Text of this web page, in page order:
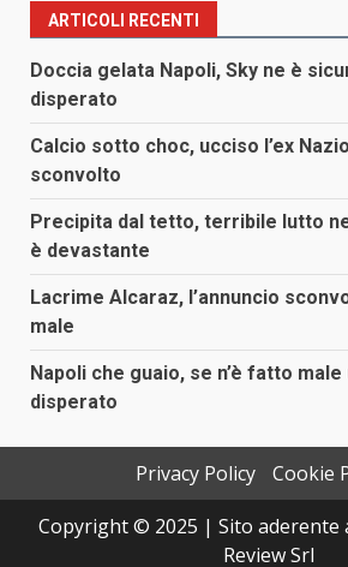
ARTICOLI RECENTI
Doccia gelata Napoli, Sky ne è
disperato
Calcio sotto choc, ucciso l’ex
sconvolto
Precipita dal tetto, terribile lutto
è devastante
Lacrime Alcaraz, l’annuncio
male
Napoli che guaio, se n’è fatto
disperato
Privacy Policy
Cookie
Copyright © 2025 | Sito aderente
Review Srl